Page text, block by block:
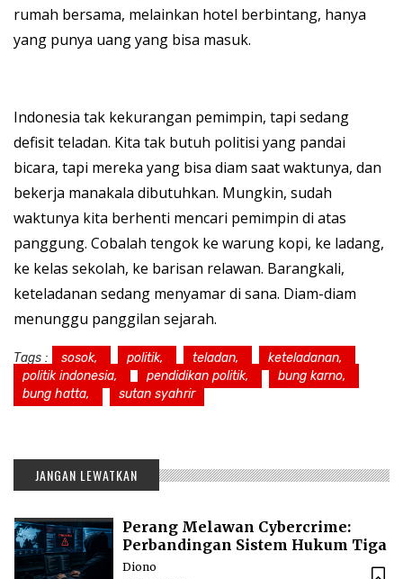
rumah bersama, melainkan hotel berbintang, hanya
yang punya uang yang bisa masuk.
Indonesia tak kekurangan pemimpin, tapi sedang
defisit teladan. Kita tak butuh politisi yang pandai
bicara, tapi mereka yang bisa diam saat waktunya, dan
bekerja manakala dibutuhkan. Mungkin, sudah
waktunya kita berhenti mencari pemimpin di atas
panggung. Cobalah tengok ke warung kopi, ke ladang,
ke kelas sekolah, ke barisan relawan. Barangkali,
keteladanan sedang menyamar di sana. Diam-diam
menunggu panggilan sejarah.
Tags : sosok, politik, teladan,
keteladanan,
politik indonesia,
pendidikan politik,
bung karno,
bung hatta,
sutan syahrir
JANGAN LEWATKAN
Perang Melawan Cybercrime:
Perbandingan Sistem Hukum Tiga
Negara
Diono